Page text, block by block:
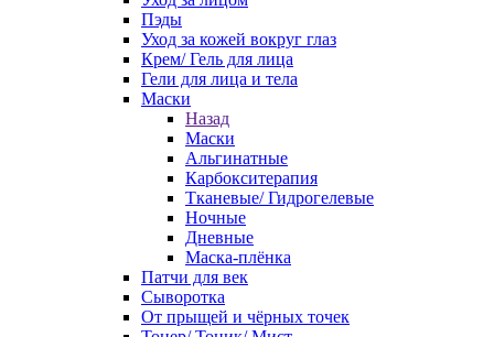
Пэды
Уход за кожей вокруг глаз
Крем/ Гель для лица
Гели для лица и тела
Маски
Назад
Маски
Альгинатные
Карбокситерапия
Тканевые/ Гидрогелевые
Ночные
Дневные
Маска-плёнка
Патчи для век
Сыворотка
От прыщей и чёрных точек